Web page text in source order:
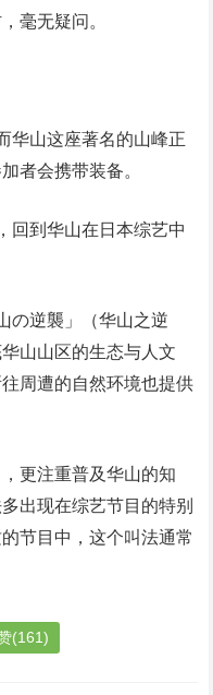
毫无疑问。
华山这座著名的山峰正
者会携带装备。
回到华山在日本综艺中
の逆襲」（华山之逆
山山区的生态与人文
周遭的自然环境也提供
更注重普及华山的知
出现在综艺节目的特别
节目中，这个叫法通常
(161)